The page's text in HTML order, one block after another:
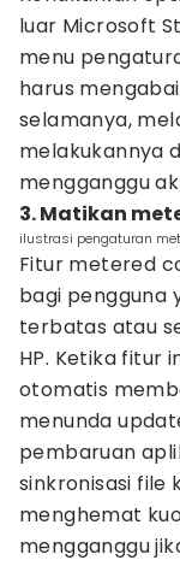
luar Microsoft
menu
harus
selamanya,
melakukannya
mengganggu
3. Matikan
ilustrasi pengaturan
Fitur metered
bagi pengguna
terbatas atau
HP. Ketika fitur
otomatis
menunda
pembaruan
sinkronisasi file
menghemat
mengganggu